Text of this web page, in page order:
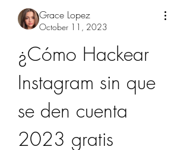
Grace Lopez
October 11, 2023
¿Cómo Hackear
Instagram sin que
se den cuenta
2023 gratis